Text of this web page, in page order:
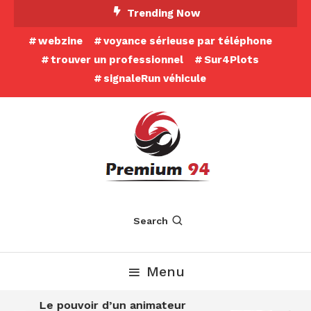
Content
Trending Now
webzine
voyance sérieuse par téléphone
trouver un professionnel
Sur4Plots
signaleRun véhicule
Search
Menu
Le pouvoir d’un animateur